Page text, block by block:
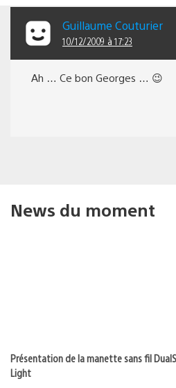
Guillaume Couturier
10/12/2009 à 17:23
Ah … Ce bon Georges … 😉
News du moment
Présentation de la manette sans fil
Light